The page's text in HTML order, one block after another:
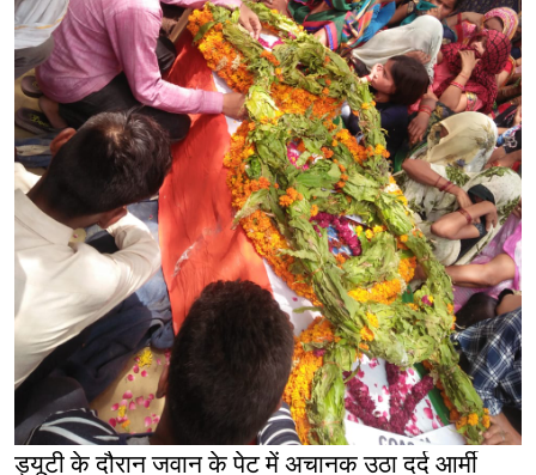
ड्यूटी के दौरान जवान के पेट में अचानक उठा दर्द आर्मी